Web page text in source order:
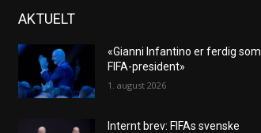
AKTUELT
«Gianni Infantino er ferdig som
FIFA-president»
1. august 2026
Internt brev: FIFAs svenske